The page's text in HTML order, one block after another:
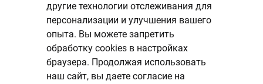
другие технологии отслеживания для
персонализации и улучшения вашего
опыта. Вы можете запретить
обработку сookies в настройках
браузера. Продолжая использовать
наш сайт, вы даете согласие на